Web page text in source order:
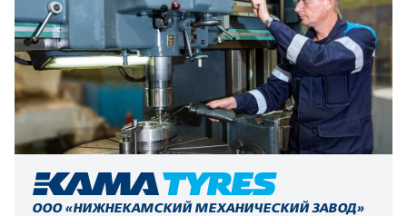
ООО «НИЖНЕКАМСКИЙ МЕХАНИЧЕСКИЙ ЗАВОД»